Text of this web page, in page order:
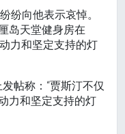
纷向他表示哀悼。
岛天堂健身房在
力和坚定支持的灯
帖称：“贾斯汀不仅
力和坚定支持的灯